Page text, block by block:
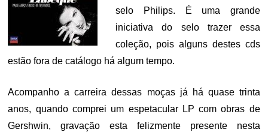
selo Philips. É uma grande
iniciativa do selo trazer essa
coleção, pois alguns destes cds
estão fora de catálogo há algum tempo.
Acompanho a carreira dessas moças já há quase trinta
anos, quando comprei um espetacular LP com obras de
Gershwin, gravação esta felizmente presente nesta